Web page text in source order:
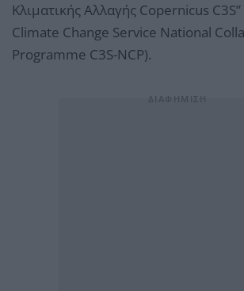
Κλιματικής Αλλαγής Copernicus
Climate Change Service National
Programme C3S-NCP).